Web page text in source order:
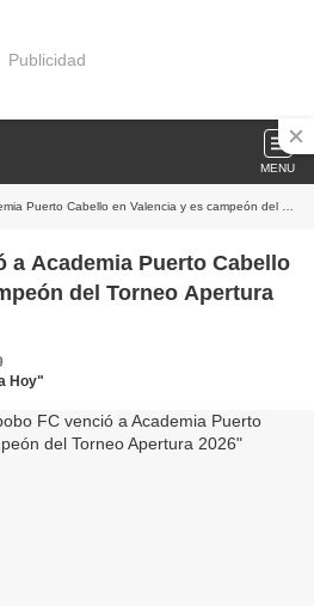
Publicidad
MENU
Cabello en Valencia y es campeón del Torneo Apertura 2026
a Academia Puerto Cabello
del Torneo Apertura
Hoy"